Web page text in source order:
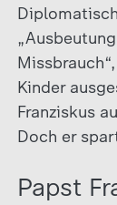
Kinder
Franziskus
Doch er
Papst